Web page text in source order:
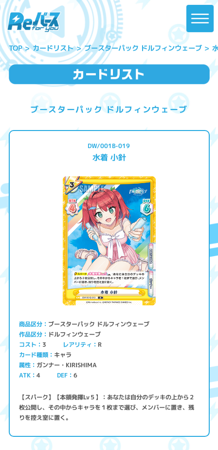
TOP カードリスト ブースターパック ドルフィンウェーブ
ブースターパック ドルフィンウェーブ
DW/001B-019
水着 小針
商品区分 ブースターパック ドルフィンウェーブ
作品区分 ドルフィンウェーブ
コスト 3 レアリティ R
カード種類 キャラ
属性 ガンナー・KIRISHIMA
ATK 4 DEF 6
【スパーク】【本領発揮Lv５】：あなたは自分のデッキの上から２
枚公開し、その中からキャラを１枚まで選び、メンバーに置き、残
りを控え室に置く。